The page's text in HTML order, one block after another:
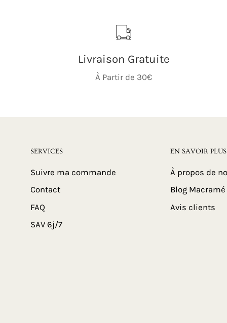
Livraison Gratuite
À Partir de 30€
SERVICES
Suivre ma commande
Contact
FAQ
SAV 6j/7
EN SAVOIR PLUS
À propos de
Blog Macramé
Avis clients